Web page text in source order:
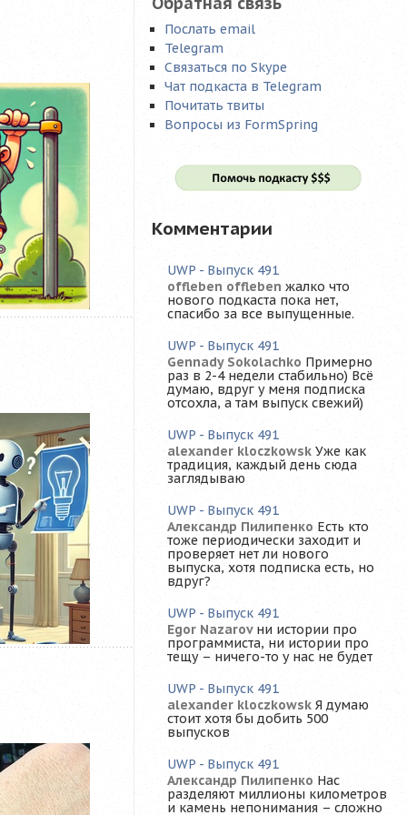
Послать email
Telegram
Связаться по Skype
Чат подкаста в Telegram
Почитать твиты
Вопросы из FormSpring
Комментарии
UWP - Выпуск 491
offleben offleben жалко что
нового подкаста пока нет,
спасибо за все выпущенные.
UWP - Выпуск 491
Gennady Sokolachko Примерно
раз в 2-4 недели стабильно) Всё
думаю, вдруг у меня подписка
отсохла, а там выпуск свежий)
UWP - Выпуск 491
alexander kloczkowsk Уже как
традиция, каждый день сюда
заглядываю
UWP - Выпуск 491
Александр Пилипенко Есть кто
тоже периодически заходит и
проверяет нет ли нового
выпуска, хотя подписка есть, но
вдруг?
UWP - Выпуск 491
Egor Nazarov ни истории про
программиста, ни истории про
тещу – ничего-то у нас не будет
UWP - Выпуск 491
alexander kloczkowsk Я думаю
стоит хотя бы добить 500
выпусков
UWP - Выпуск 491
Александр Пилипенко Нас
разделяют миллионы километров
и камень непонимания – сложно